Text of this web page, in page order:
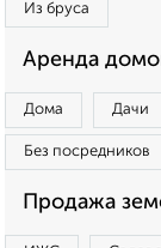
Из бруса
Аренда
Дома Дачи
Без посредников
Продажа